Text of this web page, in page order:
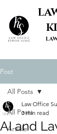
Post
All Posts
Article
All Posts
AI and
Law Office
3 min read